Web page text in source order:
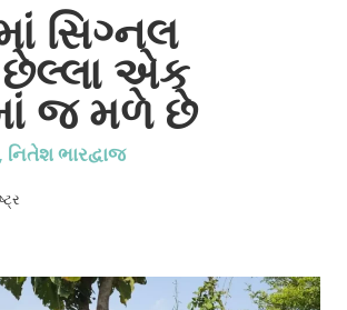
સિગ્નલ
એક
જ મળે છે
, નિતેશ ભારદ્વાજ